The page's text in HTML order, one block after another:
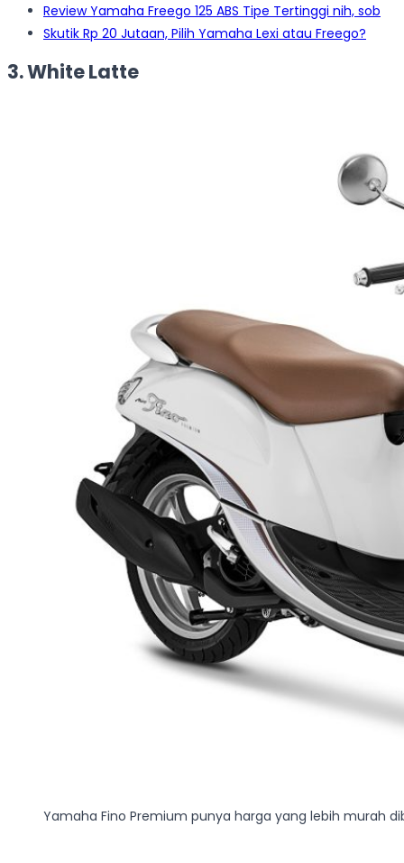
Review Yamaha Freego 125 ABS Tipe Tertinggi nih, sob
Skutik Rp 20 Jutaan, Pilih Yamaha Lexi atau Freego?
3. White Latte
Yamaha Fino Premium punya harga yang lebih murah